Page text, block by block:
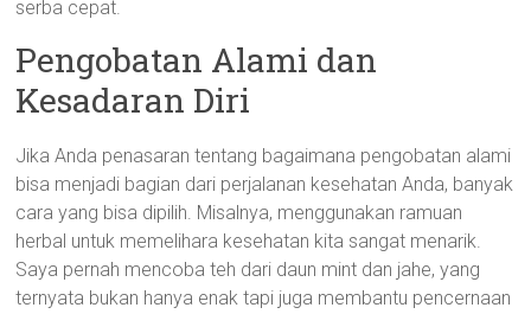
serba cepat.
Pengobatan Alami dan
Kesadaran Diri
Jika Anda penasaran tentang bagaimana pengobatan alami
bisa menjadi bagian dari perjalanan kesehatan Anda, banyak
cara yang bisa dipilih. Misalnya, menggunakan ramuan
herbal untuk memelihara kesehatan kita sangat menarik.
Saya pernah mencoba teh dari daun mint dan jahe, yang
ternyata bukan hanya enak tapi juga membantu pencernaan